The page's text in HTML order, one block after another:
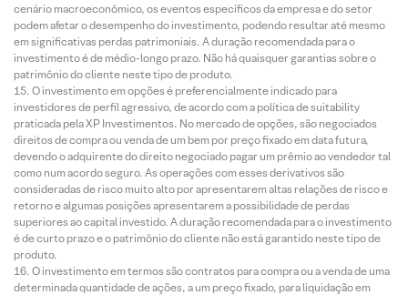
cenário macroeconômico, os eventos específicos da empresa e do setor
podem afetar o desempenho do investimento, podendo resultar até mesmo
em significativas perdas patrimoniais. A duração recomendada para o
investimento é de médio-longo prazo. Não há quaisquer garantias sobre o
patrimônio do cliente neste tipo de produto.
O investimento em opções é preferencialmente indicado para
investidores de perfil agressivo, de acordo com a política de suitability
praticada pela XP Investimentos. No mercado de opções, são negociados
direitos de compra ou venda de um bem por preço fixado em data futura,
devendo o adquirente do direito negociado pagar um prêmio ao vendedor tal
como num acordo seguro. As operações com esses derivativos são
consideradas de risco muito alto por apresentarem altas relações de risco e
retorno e algumas posições apresentarem a possibilidade de perdas
superiores ao capital investido. A duração recomendada para o investimento
é de curto prazo e o patrimônio do cliente não está garantido neste tipo de
produto.
O investimento em termos são contratos para compra ou a venda de uma
determinada quantidade de ações, a um preço fixado, para liquidação em